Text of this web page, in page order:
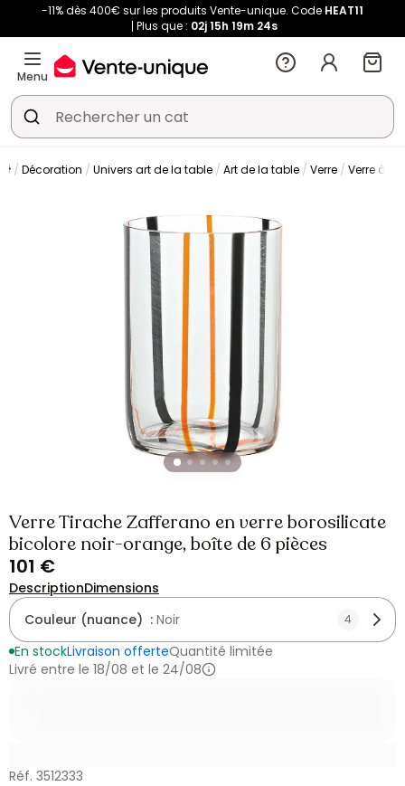
-11% dès 400€ sur les produits Vente-unique. Code HEAT11
Plus que : 02j15h 19m 23s
Menu
Décoration Univers art de la table Art de la table Verre Verre à
Verre Tirache Zafferano en verre borosilicate
bicolore noir-orange, boîte de 6 pièces
101 €
DescriptionDimensions
Couleur (nuance) : Noir 4
En stockLivraison offerteQuantité limitée
Livré entre le 18/08 et le 24/08
Réf. 3512333